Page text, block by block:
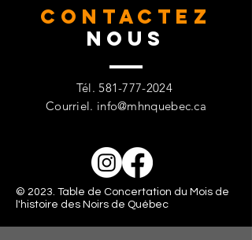
CONTACTez
Nous
Tél.581-777-2024
Courriel. info@mhnquebec.ca
© 2023. Table de Concertation du Mois de
l'histoire des Noirs de Québec